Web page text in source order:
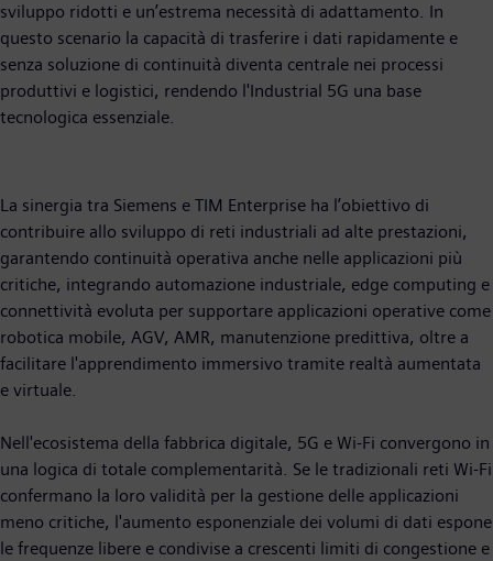
sviluppo ridotti e un’estrema necessità di adattamento. In
questo scenario la capacità di trasferire i dati rapidamente e
senza soluzione di continuità diventa centrale nei processi
produttivi e logistici, rendendo l'Industrial 5G una base
tecnologica essenziale.
La sinergia tra Siemens e TIM Enterprise ha l’obiettivo di
contribuire allo sviluppo di reti industriali ad alte prestazioni,
garantendo continuità operativa anche nelle applicazioni più
critiche, integrando automazione industriale, edge computing e
connettività evoluta per supportare applicazioni operative come
robotica mobile, AGV, AMR, manutenzione predittiva, oltre a
facilitare l'apprendimento immersivo tramite realtà aumentata
e virtuale.
Nell'ecosistema della fabbrica digitale, 5G e Wi-Fi convergono in
una logica di totale complementarità. Se le tradizionali reti Wi-Fi
confermano la loro validità per la gestione delle applicazioni
meno critiche, l'aumento esponenziale dei volumi di dati espone
le frequenze libere e condivise a crescenti limiti di congestione e